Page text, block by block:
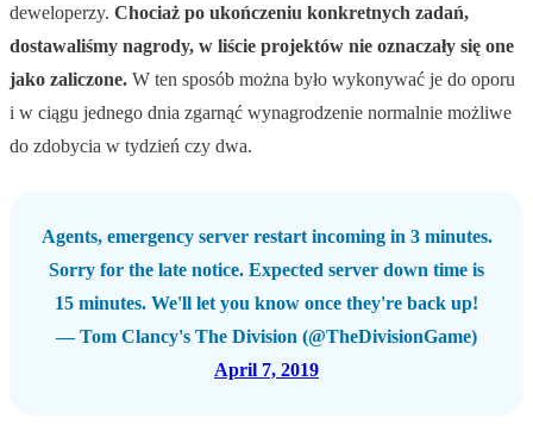
deweloperzy. Chociaż po ukończeniu konkretnych zadań,
dostawaliśmy nagrody, w liście projektów nie oznaczały się one
jako zaliczone. W ten sposób można było wykonywać je do oporu
i w ciągu jednego dnia zgarnąć wynagrodzenie normalnie możliwe
do zdobycia w tydzień czy dwa.
Agents, emergency server restart incoming in 3 minutes.
Sorry for the late notice. Expected server down time is
15 minutes. We'll let you know once they're back up!
— Tom Clancy's The Division (@TheDivisionGame)
April 7, 2019